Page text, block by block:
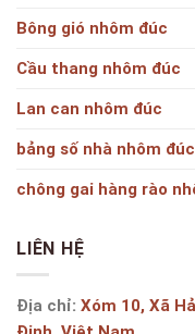
Bông gió nhôm đúc
Cầu thang nhôm đúc
Lan can nhôm đúc
bảng số nhà nhôm đúc
chông gai hàng rào
LIÊN HỆ
Địa chỉ: Xóm 10, Xã